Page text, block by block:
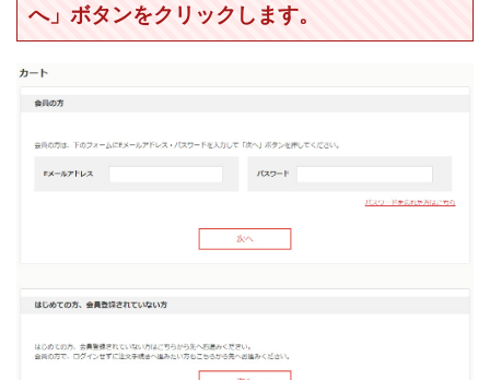
へ」ボタンをクリックします。